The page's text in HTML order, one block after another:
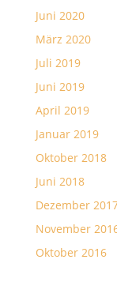
Juni 2020
März 2020
Juli 2019
Juni 2019
April 2019
Januar 2019
Oktober 2018
Juni 2018
Dezember
November
Oktober 2016